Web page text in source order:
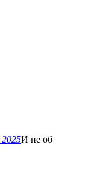
И не об